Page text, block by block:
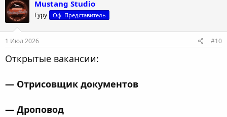
Mustang Studio
Гуру Оф. Представитель
1 Июл 2026 #10
Открытые вакансии:
— Отрисовщик документов
— Дроповод